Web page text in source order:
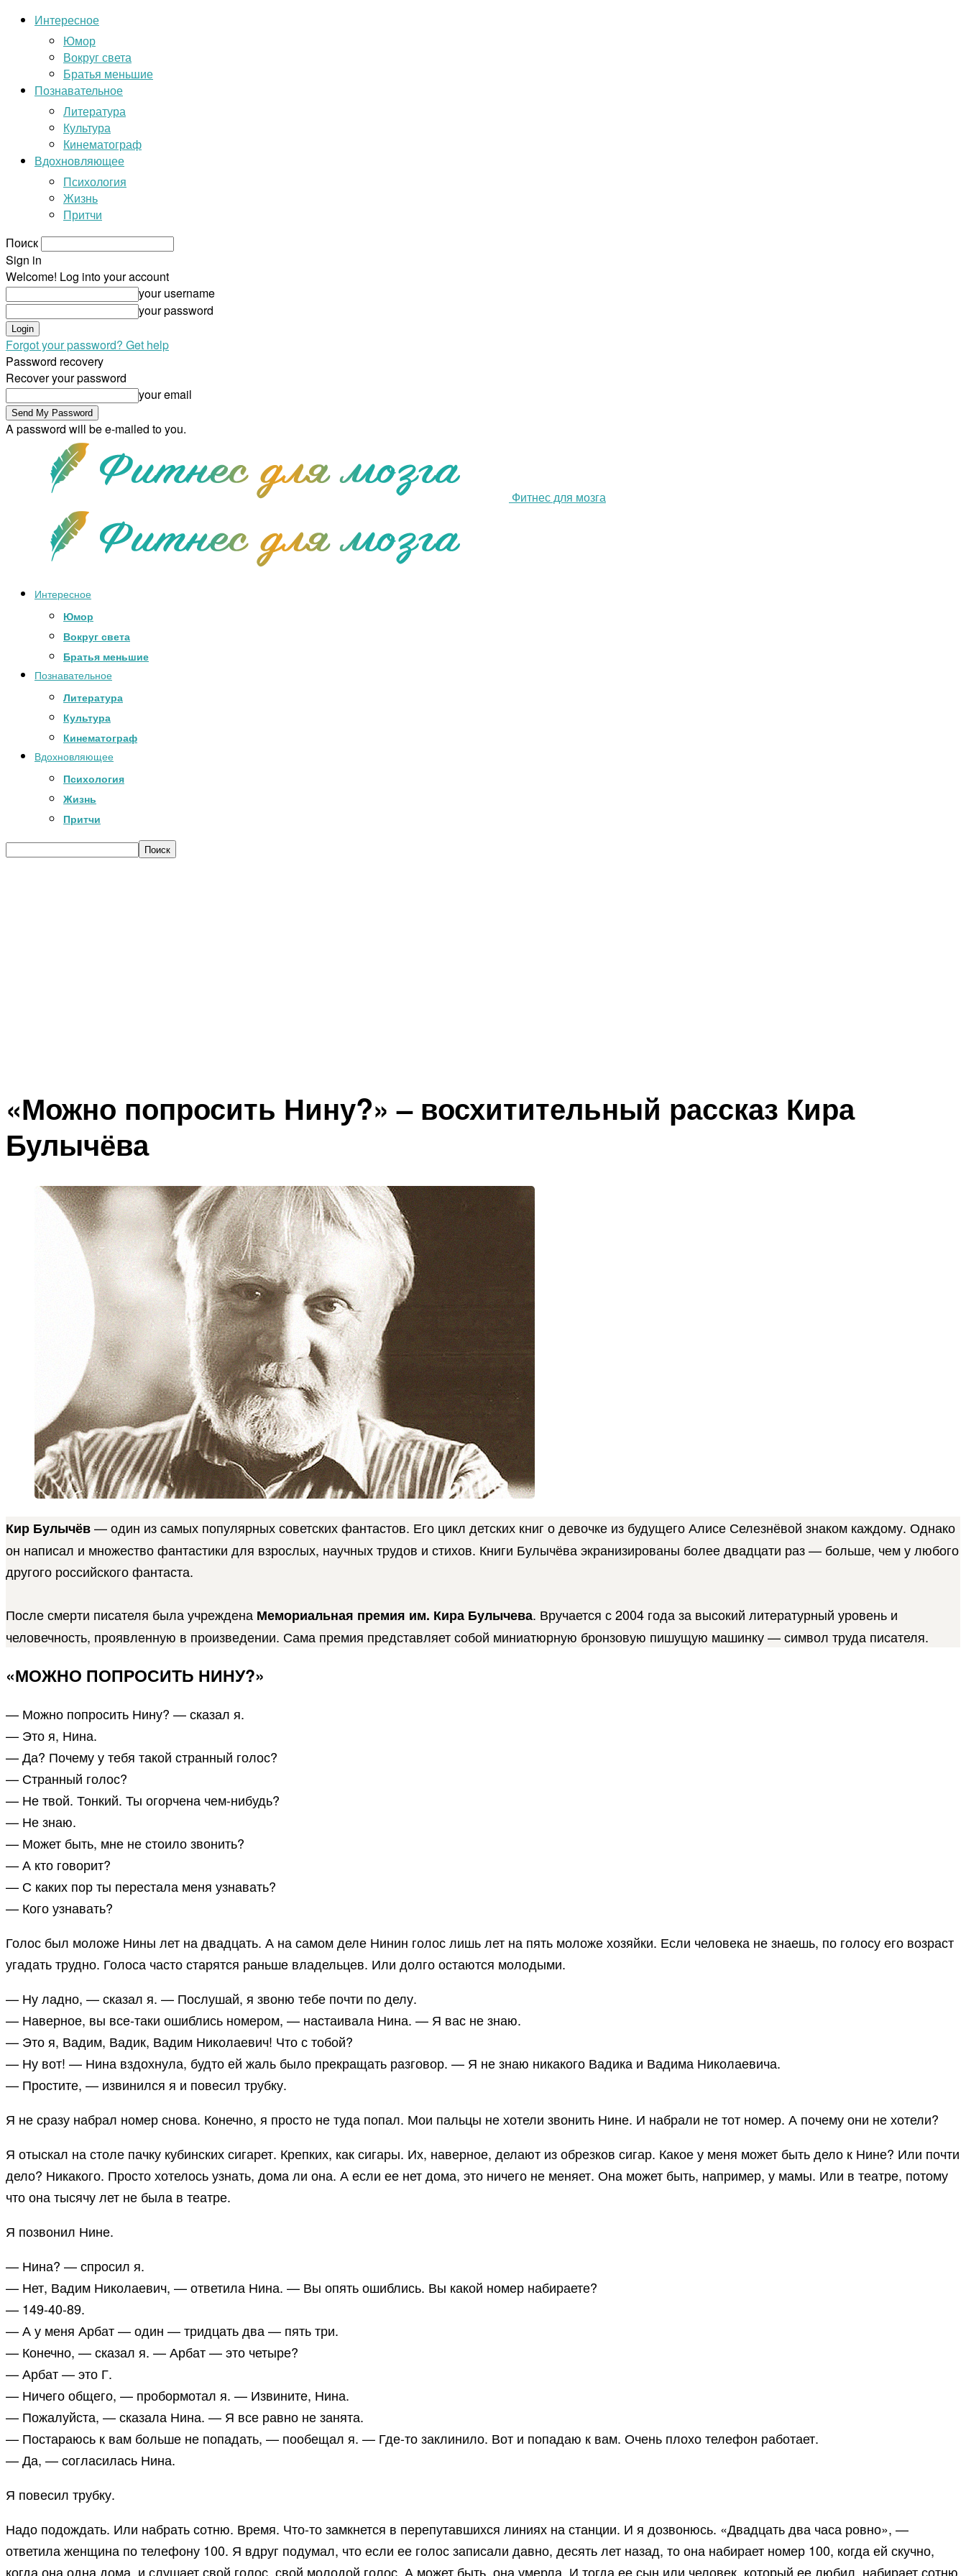
Интересное
Юмор
Вокруг света
Братья меньшие
Познавательное
Литература
Культура
Кинематограф
Вдохновляющее
Психология
Жизнь
Притчи
Поиск
Sign in
Welcome! Log into your account
your username
your password
Forgot your password? Get help
Password recovery
Recover your password
your email
A password will be e-mailed to you.
Фитнес для мозга
Интересное
Юмор
Вокруг света
Братья меньшие
Познавательное
Литература
Культура
Кинематограф
Вдохновляющее
Психология
Жизнь
Притчи
«Можно попросить Нину?» – восхитительный рассказ Кира
Булычёва
Кир Булычёв— один из самых популярных советских фантастов. Его цикл детских книг о девочке из будущего Алисе Селезнёвой знаком каждому. Однако
он написал и множество фантастики для взрослых, научных трудов и стихов. Книги Булычёва экранизированы более двадцати раз — больше, чем у любого
другого российского фантаста.
После смерти писателя была учреждена Мемориальная премия им. Кира Булычева. Вручается с 2004 года за высокий литературный уровень и
человечность, проявленную в произведении. Сама премия представляет собой миниатюрную бронзовую пишущую машинку — символ труда писателя.
«МОЖНО ПОПРОСИТЬ НИНУ?»
— Можно попросить Нину? — сказал я.
— Это я, Нина.
— Да? Почему у тебя такой странный голос?
— Странный голос?
— Не твой. Тонкий. Ты огорчена чем-нибудь?
— Не знаю.
— Может быть, мне не стоило звонить?
— А кто говорит?
— С каких пор ты перестала меня узнавать?
— Кого узнавать?
Голос был моложе Нины лет на двадцать. А на самом деле Нинин голос лишь лет на пять моложе хозяйки. Если человека не знаешь, по голосу его возраст
угадать трудно. Голоса часто старятся раньше владельцев. Или долго остаются молодыми.
— Ну ладно, — сказал я. — Послушай, я звоню тебе почти по делу.
— Наверное, вы все-таки ошиблись номером, — настаивала Нина. — Я вас не знаю.
— Это я, Вадим, Вадик, Вадим Николаевич! Что с тобой?
— Ну вот! — Нина вздохнула, будто ей жаль было прекращать разговор. — Я не знаю никакого Вадика и Вадима Николаевича.
— Простите, — извинился я и повесил трубку.
Я не сразу набрал номер снова. Конечно, я просто не туда попал. Мои пальцы не хотели звонить Нине. И набрали не тот номер. А почему они не хотели?
Я отыскал на столе пачку кубинских сигарет. Крепких, как сигары. Их, наверное, делают из обрезков сигар. Какое у меня может быть дело к Нине? Или почти
дело? Никакого. Просто хотелось узнать, дома ли она. А если ее нет дома, это ничего не меняет. Она может быть, например, у мамы. Или в театре, потому
что она тысячу лет не была в театре.
Я позвонил Нине.
— Нина? — спросил я.
— Нет, Вадим Николаевич, — ответила Нина. — Вы опять ошиблись. Вы какой номер набираете?
— 149-40-89.
— А у меня Арбат — один — тридцать два — пять три.
— Конечно, — сказал я. — Арбат — это четыре?
— Арбат — это Г.
— Ничего общего, — пробормотал я. — Извините, Нина.
— Пожалуйста, — сказала Нина. — Я все равно не занята.
— Постараюсь к вам больше не попадать, — пообещал я. — Где-то заклинило. Вот и попадаю к вам. Очень плохо телефон работает.
— Да, — согласилась Нина.
Я повесил трубку.
Надо подождать. Или набрать сотню. Время. Что-то замкнется в перепутавшихся линиях на станции. И я дозвонюсь. «Двадцать два часа ровно», —
ответила женщина по телефону 100. Я вдруг подумал, что если ее голос записали давно, десять лет назад, то она набирает номер 100, когда ей скучно,
когда она одна дома, и слушает свой голос, свой молодой голос. А может быть, она умерла. И тогда ее сын или человек, который ее любил, набирает сотню